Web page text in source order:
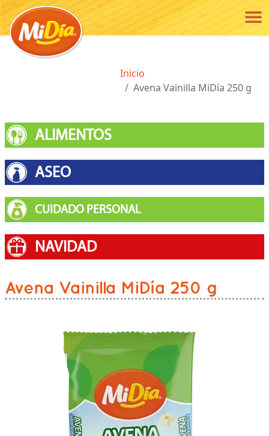
Pasar al contenido principal
Ruta de navegación
Inicio
Avena Vainilla MiDía 250 g
ALIMENTOS
ASEO
CUIDADO PERSONAL
NAVIDAD
Avena Vainilla MiDía 250 g